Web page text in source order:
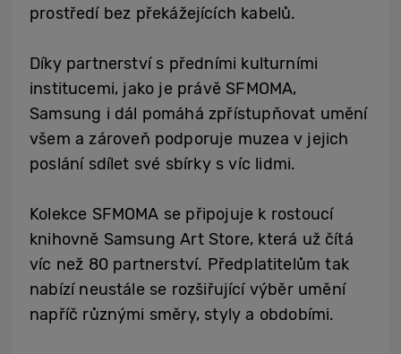
prostředí bez překážejících kabelů.
Díky partnerství s předními kulturními
institucemi, jako je právě SFMOMA,
Samsung i dál pomáhá zpřístupňovat umění
všem a zároveň podporuje muzea v jejich
poslání sdílet své sbírky s víc lidmi.
Kolekce SFMOMA se připojuje k rostoucí
knihovně Samsung Art Store, která už čítá
víc než 80 partnerství. Předplatitelům tak
nabízí neustále se rozšiřující výběr umění
napříč různými směry, styly a obdobími.